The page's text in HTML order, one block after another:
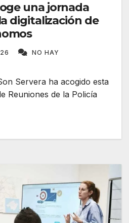
una jornada
digitalización de
NO HAY
Servera ha acogido esta
Reuniones de la Policía